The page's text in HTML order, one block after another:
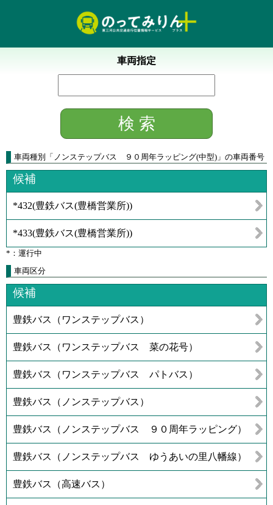
車両指定
車両種別 「 ノンステップバス ９０周年ラッピング(中型) 」 の車両番号
候補
*432(豊鉄バス(豊橋営業所))
*433(豊鉄バス(豊橋営業所))
*：運行中
車両区分
候補
豊鉄バス（ワンステップバス）
豊鉄バス（ワンステップバス 菜の花号）
豊鉄バス（ワンステップバス パトバス）
豊鉄バス（ノンステップバス）
豊鉄バス（ノンステップバス ９０周年ラッピング）
豊鉄バス（ノンステップバス ゆうあいの里八幡線）
豊鉄バス（高速バス）